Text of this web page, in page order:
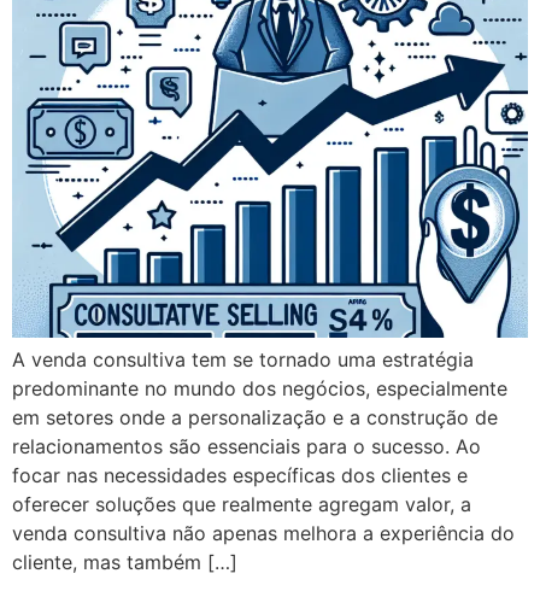
A venda consultiva tem se tornado uma estratégia
predominante no mundo dos negócios, especialmente
em setores onde a personalização e a construção de
relacionamentos são essenciais para o sucesso. Ao
focar nas necessidades específicas dos clientes e
oferecer soluções que realmente agregam valor, a
venda consultiva não apenas melhora a experiência do
cliente, mas também […]